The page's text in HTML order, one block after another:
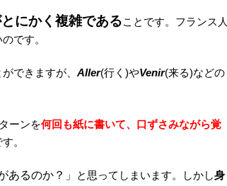
にかく複雑であることです。フランス人
です。
できますが、 Aller(行く )やVenir(来る)などの
ーンを何回も紙に書いて、口ずさみながら覚
。
あるのか？」 と思ってしまいます。しかし身